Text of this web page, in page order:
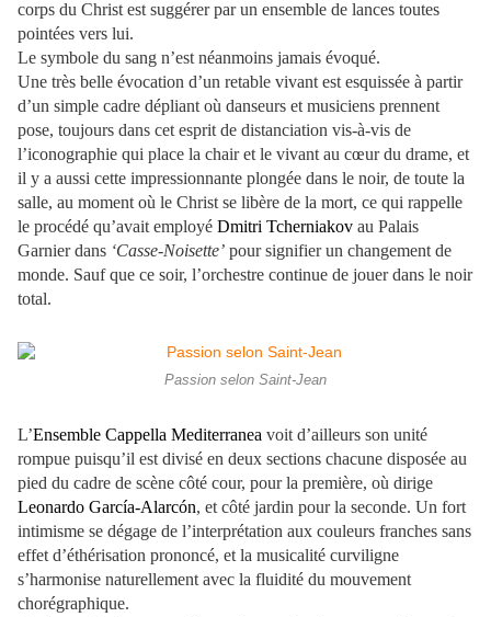
corps du Christ est suggérer par un ensemble de lances toutes
pointées vers lui.
Le symbole du sang n’est néanmoins jamais évoqué.
Une très belle évocation d’un retable vivant est esquissée à partir
d’un simple cadre dépliant où danseurs et musiciens prennent
pose, toujours dans cet esprit de distanciation vis-à-vis de
l’iconographie qui place la chair et le vivant au cœur du drame, et
il y a aussi cette impressionnante plongée dans le noir, de toute la
salle, au moment où le Christ se libère de la mort, ce qui rappelle
le procédé qu’avait employé Dmitri Tcherniakov au Palais
Garnier dans ‘Casse-Noisette’ pour signifier un changement de
monde. Sauf que ce soir, l’orchestre continue de jouer dans le noir
total.
Passion selon Saint-Jean
L’Ensemble Cappella Mediterranea voit d’ailleurs son unité
rompue puisqu’il est divisé en deux sections chacune disposée au
pied du cadre de scène côté cour, pour la première, où dirige
Leonardo García-Alarcón, et côté jardin pour la seconde. Un fort
intimisme se dégage de l’interprétation aux couleurs franches sans
effet d’éthérisation prononcé, et la musicalité curviligne
s’harmonise naturellement avec la fluidité du mouvement
chorégraphique.